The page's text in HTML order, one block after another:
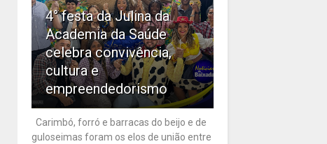
4° festa da Julina da
Academia da Saúde
celebra convivência,
cultura e
empreendedorismo
Carimbó, forró e barracas do beijo e de
guloseimas foram os elos de união entre